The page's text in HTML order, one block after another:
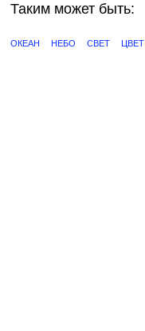
Таким может быть:
ОКЕАН НЕБО СВЕТ ЦВЕТ